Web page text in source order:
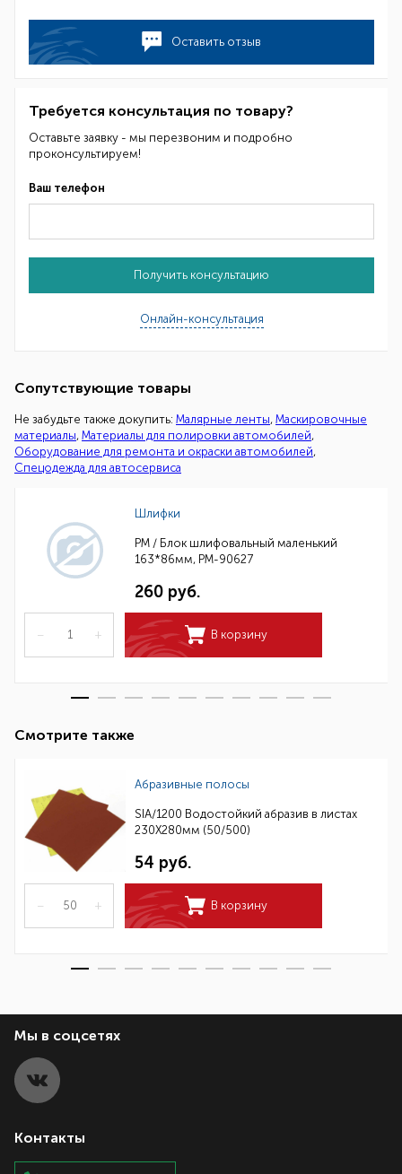
Оставить отзыв
Требуется консультация по товару?
Оставьте заявку - мы перезвоним и подробно
проконсультируем!
Ваш телефон
Получить консультацию
Онлайн-консультация
Сопутствующие товары
Не забудьте также докупить: Малярные ленты, Маскировочные
материалы, Материалы для полировки автомобилей,
Оборудование для ремонта и окраски автомобилей,
Спецодежда для автосервиса
Шлифки
РМ / Блок шлифовальный маленький
163*86мм, РМ-90627
260 руб.
– + В корзину
Смотрите также
Абразивные полосы
SIA/1200 Водостойкий абразив в листах
230Х280мм (50/500)
54 руб.
– + В корзину
Мы в соцсетях
Контакты